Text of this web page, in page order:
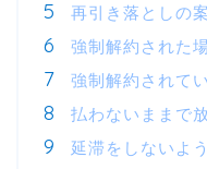
再引き落としの
強制解約された
強制解約されて
払わないままで
延滞をしないよ